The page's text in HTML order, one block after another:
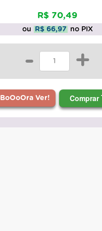
R$ 70,49
ou R$ 66,97 no PIX
- +
BoOoOra Ver! Comprar